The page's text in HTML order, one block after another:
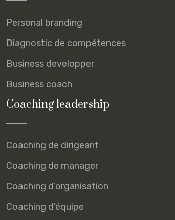
Personal branding
Diagnostic de compétences
Business developper
Business coach
Coaching leadership
Coaching de dirigeant
Coaching de manager
Coaching d’organisation
Coaching d’équipe